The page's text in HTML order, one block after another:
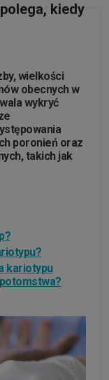
kiedy
wielkości
obecnych w
wykryć
poronień oraz
takich jak
kariotypu